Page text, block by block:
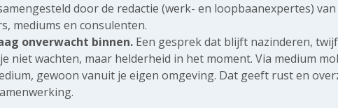
door de redactie (werk- en loopbaanexpertes)
mediums en consulenten.
onverwacht binnen. Een gesprek dat blijft nazinderen,
niet wachten, maar helderheid in het moment. Via medium
gewoon vanuit je eigen omgeving. Dat geeft rust en